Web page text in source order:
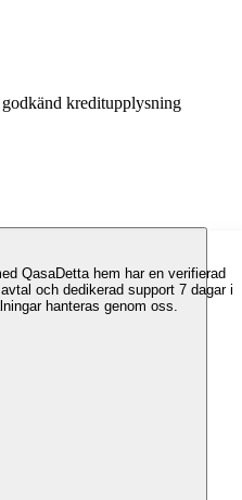
kreditupplysning
QasaDetta hem har en verifierad
och dedikerad support 7 dagar i
hanteras genom oss.